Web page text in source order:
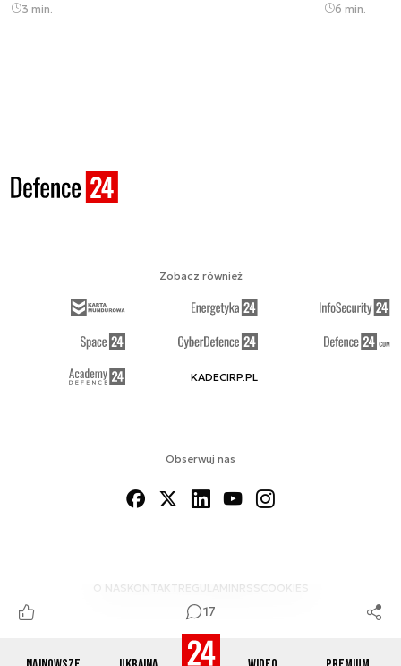
17
3 min. 6 min.
Obserwuj nas
O NAS KONTAKTREGULAMINRSS COOKIES
Zobacz również
KADECIRP.PL